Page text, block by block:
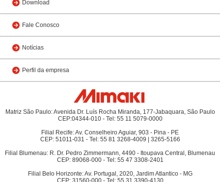
Download
Fale Conosco
Notícias
Perfil da empresa
Matriz São Paulo: Avenida Dr. Luís Rocha Miranda, 177-Jabaquara, São Paulo
CEP:04344-010 - Tel: 55 11 5079-0000
Filial Recife: Av. Conselheiro Aguiar, 903 - Pina - PE
CEP: 51011-031 - Tel: 55 81 3268-4009 | 3265-5166
Filial Blumenau: R. Dr. Pedro Zimmermann, 4490 - Itoupava Central, Blumenau
CEP: 89068-000 - Tel: 55 47 3308-2401
Filial Belo Horizonte: Av. Portugal, 2020, Jardim Atlantico - MG